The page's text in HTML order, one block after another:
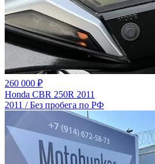
260 000 ₽
Honda CBR 250R 2011
2011 / Без пробега по РФ